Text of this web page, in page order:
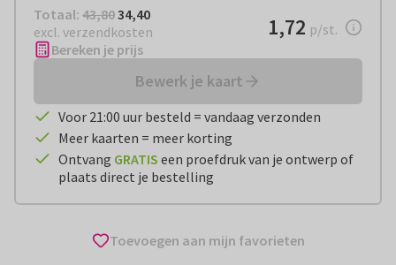
Totaal: € 34,40
Totaal: 43,8034,40
excl. verzendkosten
€ 1,72per stuk
1,72 p/st.
Bereken je prijs
Bewerk je kaart
Voor 21:00 uur besteld = vandaag verzonden
Meer kaarten = meer korting
Ontvang GRATIS een proefdruk van je ontwerp of
plaats direct je bestelling
Toevoegen aan mijn favorieten